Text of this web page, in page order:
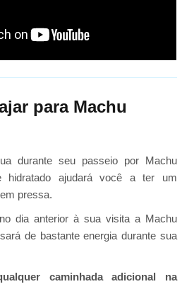
para Machu
durante seu passeio por Machu
hidratado ajudará você a ter um
pressa.
dia anterior à sua visita a Machu
de bastante energia durante sua
caminhada adicional na